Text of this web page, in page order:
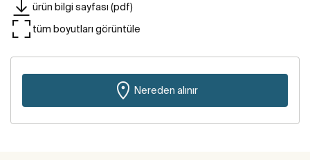
ürün bilgi sayfası (pdf)
tüm boyutları görüntüle
Nereden alınır